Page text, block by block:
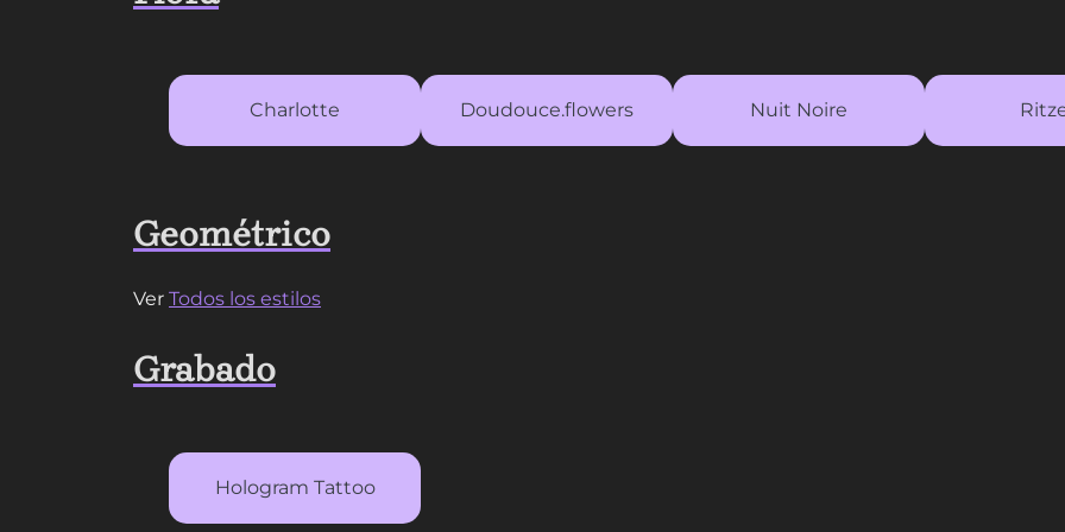
Charlotte Doudouce.flowers Nuit Noire
Geométrico
Ver Todos los estilos
Grabado
Hologram Tattoo